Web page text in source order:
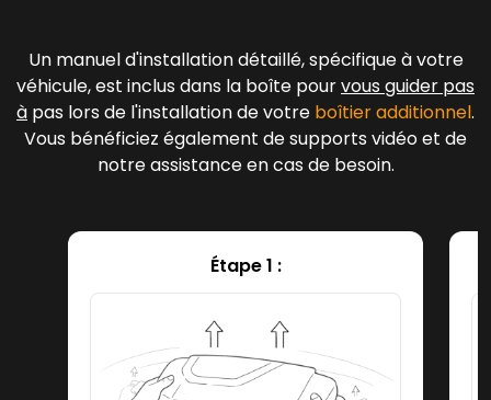
Un manuel d'installation détaillé, spécifique à votre
véhicule, est inclus dans la boîte pourvous guider pas
à pas lors de l'installation de votre boîtier additionnel.
Vous bénéficiez également de supports vidéo et de
notre assistance en cas de besoin.
Étape 1 :